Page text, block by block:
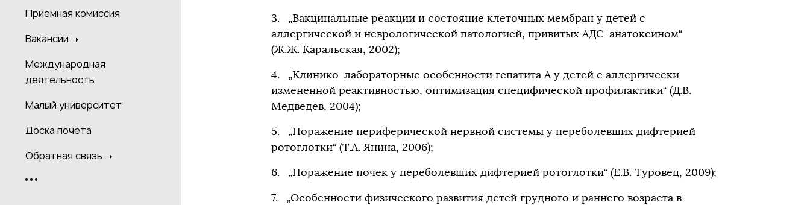
Приемная комиссия
Вакансии
Международная
деятельность
Малый университет
Доска почета
Обратная связь
„Вакцинальные реакции и состояние клеточных мембран у детей с
аллергической и неврологической патологией, привитых АДС-анатоксином“
(Ж.Ж. Каральская, 2002);
„Клинико-лабораторные особенности гепатита А у детей с аллергически
измененной реактивностью, оптимизация специфической профилактики“ (Д.В.
Медведев, 2004);
„Поражение периферической нервной системы у переболевших дифтерией
ротоглотки“ (Т.А. Янина, 2006);
„Поражение почек у переболевших дифтерией ротоглотки“ (Е.В. Туровец, 2009);
„Особенности физического развития детей грудного и раннего возраста в